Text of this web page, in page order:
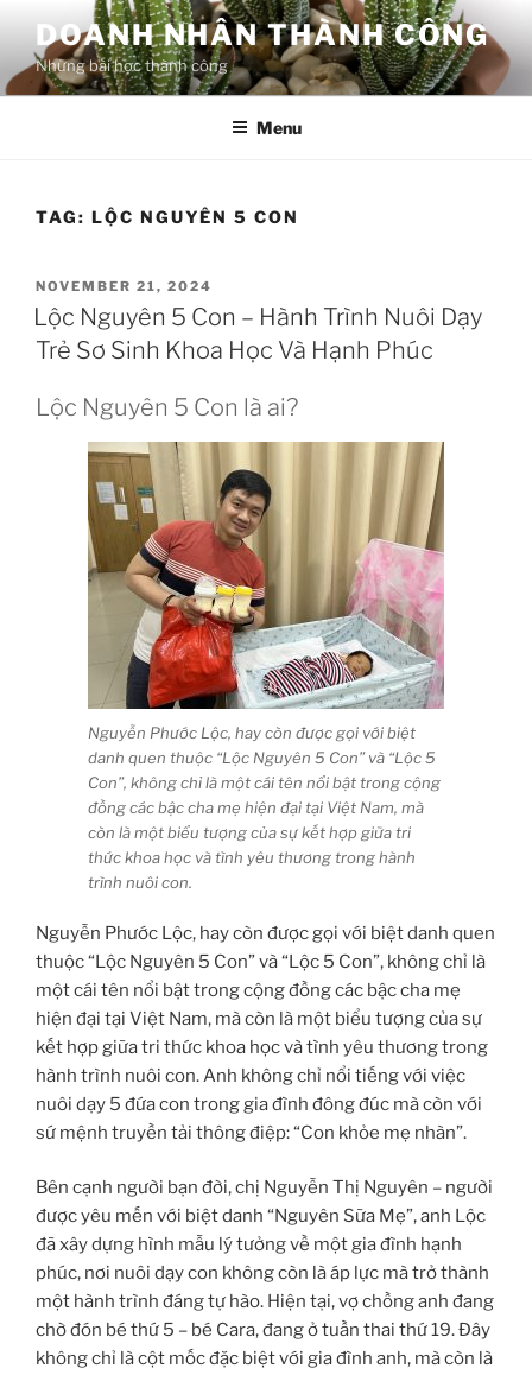
content
DOANH NHÂN THÀNH CÔNG
Những bài học thành công
Menu
TAG: LỘC NGUYÊN 5 CON
POSTED
ON
NOVEMBER 21, 2024
Lộc Nguyên 5 Con – Hành Trình Nuôi Dạy
Trẻ Sơ Sinh Khoa Học Và Hạnh Phúc
Lộc Nguyên 5 Con là ai?
Nguyễn Phước Lộc, hay còn được gọi với biệt
danh quen thuộc “Lộc Nguyên 5 Con” và “Lộc 5
Con”, không chỉ là một cái tên nổi bật trong cộng
đồng các bậc cha mẹ hiện đại tại Việt Nam, mà
còn là một biểu tượng của sự kết hợp giữa tri
thức khoa học và tình yêu thương trong hành
trình nuôi con.
Nguyễn Phước Lộc, hay còn được gọi với biệt danh quen
thuộc “Lộc Nguyên 5 Con” và “Lộc 5 Con”, không chỉ là
một cái tên nổi bật trong cộng đồng các bậc cha mẹ
hiện đại tại Việt Nam, mà còn là một biểu tượng của sự
kết hợp giữa tri thức khoa học và tình yêu thương trong
hành trình nuôi con. Anh không chỉ nổi tiếng với việc
nuôi dạy 5 đứa con trong gia đình đông đúc mà còn với
sứ mệnh truyền tải thông điệp: “Con khỏe mẹ nhàn”.
Bên cạnh người bạn đời, chị Nguyễn Thị Nguyên – người
được yêu mến với biệt danh “Nguyên Sữa Mẹ”, anh Lộc
đã xây dựng hình mẫu lý tưởng về một gia đình hạnh
phúc, nơi nuôi dạy con không còn là áp lực mà trở thành
một hành trình đáng tự hào. Hiện tại, vợ chồng anh đang
chờ đón bé thứ 5 – bé Cara, đang ở tuần thai thứ 19. Đây
không chỉ là cột mốc đặc biệt với gia đình anh, mà còn là